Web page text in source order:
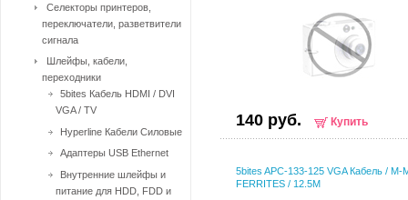
140 руб. Купить
5bites APC-133-125 VGA Кабель / M-
FERRITES / 12.5M
Селекторы принтеров,
переключатели, разветвители
сигнала
Шлейфы, кабели,
переходники
5bites Кабель HDMI / DVI
VGA / TV
Hyperline Кабели Силовые
Адаптеры USB Ethernet
Внутренние шлейфы и
питание для HDD, FDD и